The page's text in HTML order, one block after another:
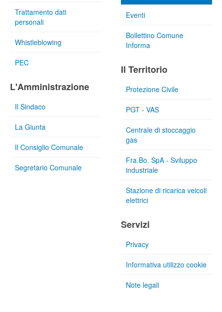
Trattamento dati
personali
Whistleblowing
PEC
L'Amministrazione
Il Sindaco
La Giunta
Il Consiglio Comunale
Segretario Comunale
Eventi
Bollettino Comune
Informa
Il Territorio
Protezione Civile
PGT - VAS
Centrale di stoccaggio
gas
Fra.Bo. SpA - Sviluppo
industriale
Stazione di ricarica veicoli
elettrici
Servizi
Privacy
Informativa utilizzo cookie
Note legali